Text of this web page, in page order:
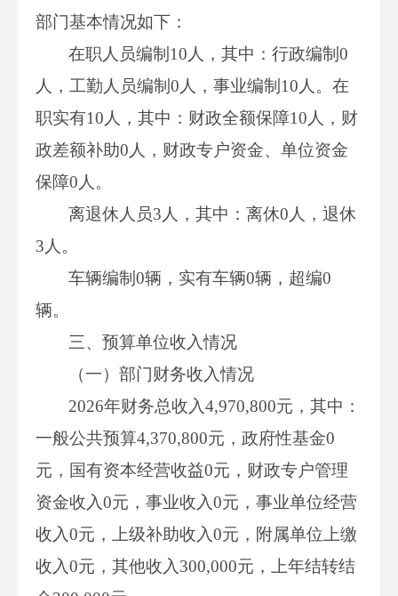
部门基本情况如下：
在职人员编制10人，其中：行政编制0
人，工勤人员编制0人，事业编制10人。在
职实有10人，其中：财政全额保障10人，财
政差额补助0人，财政专户资金、单位资金
保障0人。
离退休人员3人，其中：离休0人，退休
3人。
车辆编制0辆，实有车辆0辆，超编0
辆。
三、预算单位收入情况
（一）部门财务收入情况
2026年财务总收入4,970,800元，其中：
一般公共预算4,370,800元，政府性基金0
元，国有资本经营收益0元，财政专户管理
资金收入0元，事业收入0元，事业单位经营
收入0元，上级补助收入0元，附属单位上缴
收入0元，其他收入300,000元，上年结转结